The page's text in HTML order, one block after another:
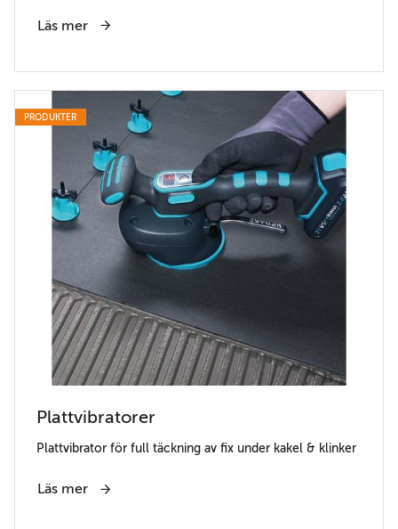
Läs mer
PRODUKTER
Plattvibratorer
Plattvibrator för full täckning av fix under kakel & klinker
Läs mer